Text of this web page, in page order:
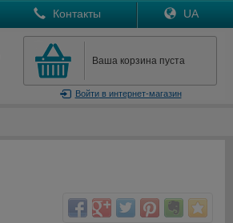
Контакты UA
Ваша корзина пуста
Войтив интернет-магазин